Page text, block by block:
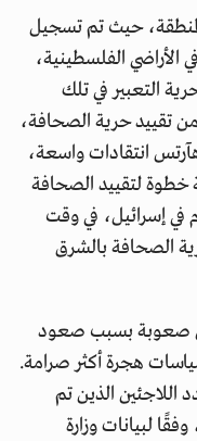
حيث تم تسجيل
في الأراضي الفلسطينية،
التعبير في تلك
من تقييد حرية الصحافة،
انتقادات واسعة،
خطوة لتقييد الصحافة
في إسرائيل، في وقت
الصحافة بالشرق
صعوبة بسبب صعود
هجرة أكثر صرامة.
اللاجئين الذين تم
بنسبة 40% مقارنة بعام 2023، وفقًا لبيانات وزارة